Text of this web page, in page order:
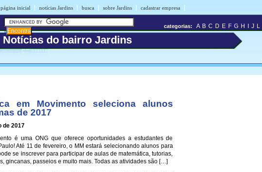
página inicial | notícias Jardins | busca | sobre Jardins | cadastrar empresa |
Notícias do bairro Jardins
categorias: A B C D E F G H J L
em Movimento seleciona alunos
de 2017
de 2017
é uma ONG que oferece oportunidades a estudantes de
Até 11 de fevereiro, o MM estará selecionando alunos para
se inscrever para participar de aulas de matemática, tutorias,
gincanas, passeios e muito mais. Todas as atividades são […]